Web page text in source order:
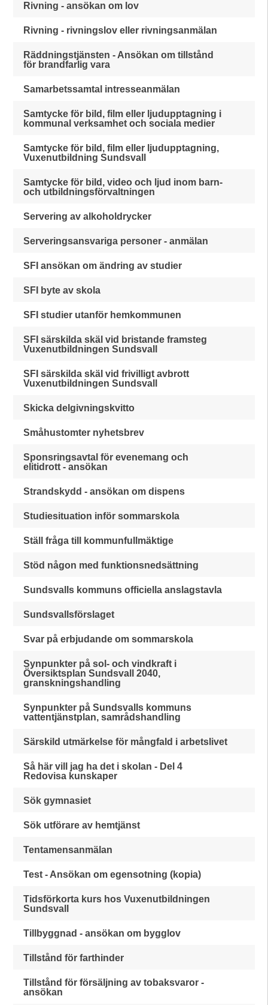
Rivning - ansökan om lov
Rivning - rivningslov eller rivningsanmälan
Räddningstjänsten - Ansökan om tillstånd
för brandfarlig vara
Samarbetssamtal intresseanmälan
Samtycke för bild, film eller ljudupptagning i
kommunal verksamhet och sociala medier
Samtycke för bild, film eller ljudupptagning,
Vuxenutbildning Sundsvall
Samtycke för bild, video och ljud inom barn-
och utbildningsförvaltningen
Servering av alkoholdrycker
Serveringsansvariga personer - anmälan
SFI ansökan om ändring av studier
SFI byte av skola
SFI studier utanför hemkommunen
SFI särskilda skäl vid bristande framsteg
Vuxenutbildningen Sundsvall
SFI särskilda skäl vid frivilligt avbrott
Vuxenutbildningen Sundsvall
Skicka delgivningskvitto
Småhustomter nyhetsbrev
Sponsringsavtal för evenemang och
elitidrott - ansökan
Strandskydd - ansökan om dispens
Studiesituation inför sommarskola
Ställ fråga till kommunfullmäktige
Stöd någon med funktionsnedsättning
Sundsvalls kommuns officiella anslagstavla
Sundsvallsförslaget
Svar på erbjudande om sommarskola
Synpunkter på sol- och vindkraft i
Översiktsplan Sundsvall 2040,
granskningshandling
Synpunkter på Sundsvalls kommuns
vattentjänstplan, samrådshandling
Särskild utmärkelse för mångfald i arbetslivet
Så här vill jag ha det i skolan - Del 4
Redovisa kunskaper
Sök gymnasiet
Sök utförare av hemtjänst
Tentamensanmälan
Test - Ansökan om egensotning (kopia)
Tidsförkorta kurs hos Vuxenutbildningen
Sundsvall
Tillbyggnad - ansökan om bygglov
Tillstånd för farthinder
Tillstånd för försäljning av tobaksvaror -
ansökan